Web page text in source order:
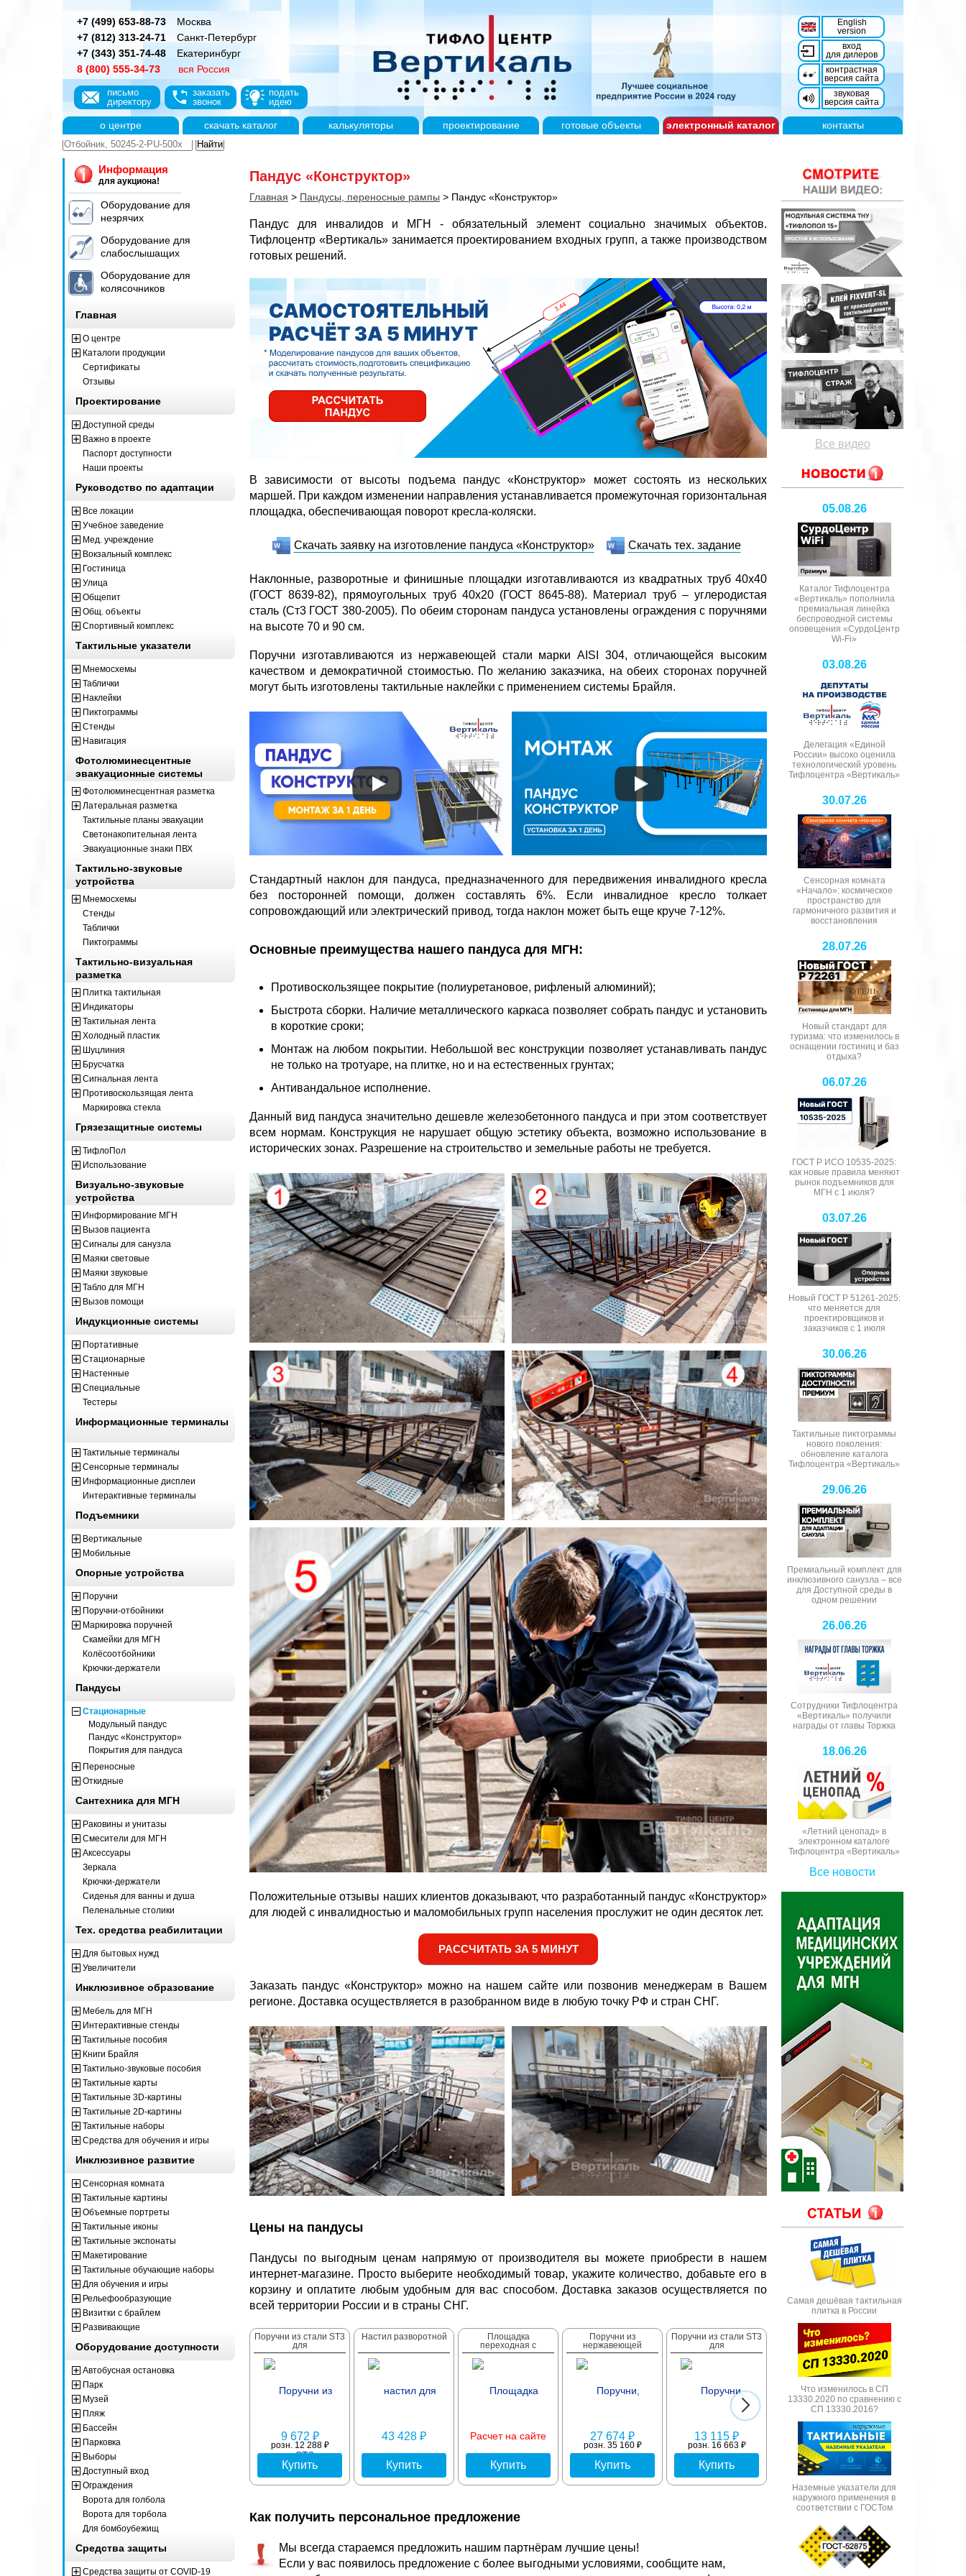
+7 (499) 653-88-73
Москва
+7 (812) 313-24-71
Санкт-Петербург
+7 (343) 351-74-48
Екатеринбург
8 (800) 555-34-73
вся Россия
письмо
директору
заказать
звонок
подать
идею
English
version
вход
для дилеров
контрастная
версия сайта
звуковая
версия сайта
о центре скачать каталог калькуляторы проектирование готовыеобъекты электронный каталог контакты
Пандус «Конструктор»
Главная > Пандусы, переносные рампы > Пандус «Конструктор»
Пандус для инвалидов и МГН - обязательный элемент социально значимых объектов.
Тифлоцентр «Вертикаль» занимается проектированием входных групп, а также производством
готовых решений.
В зависимости от высоты подъема пандус «Конструктор» может состоять из нескольких
маршей. При каждом изменении направления устанавливается промежуточная горизонтальная
площадка, обеспечивающая поворот кресла-коляски.
Cкачать заявку на изготовление пандуса «Конструктор» Скачать тех. задание
Наклонные, разворотные и финишные площадки изготавливаются из квадратных труб 40х40
(ГОСТ 8639-82), прямоугольных труб 40х20 (ГОСТ 8645-88). Материал труб – углеродистая
сталь (Ст3 ГОСТ 380-2005). По обеим сторонам пандуса установлены ограждения с поручнями
на высоте 70 и 90 см.
Поручни изготавливаются из нержавеющей стали марки AISI 304, отличающейся высоким
качеством и демократичной стоимостью. По желанию заказчика, на обеих сторонах поручней
могут быть изготовлены тактильные наклейки с применением системы Брайля.
Стандартный наклон для пандуса, предназначенного для передвижения инвалидного кресла
без посторонней помощи, должен составлять 6%. Если инвалидное кресло толкает
сопровождающий или электрический привод, тогда наклон может быть еще круче 7-12%.
Основные преимущества нашего пандуса для МГН:
Противоскользящее покрытие (полиуретановое, рифленый алюминий);
Быстрота сборки. Наличие металлического каркаса позволяет собрать пандус и установить
в короткие сроки;
Монтаж на любом покрытии. Небольшой вес конструкции позволяет устанавливать пандус
не только на тротуаре, на плитке, но и на естественных грунтах;
Антивандальное исполнение.
Данный вид пандуса значительно дешевле железобетонного пандуса и при этом соответствует
всем нормам. Конструкция не нарушает общую эстетику объекта, возможно использование в
исторических зонах. Разрешение на строительство и земельные работы не требуется.
Положительные отзывы наших клиентов доказывают, что разработанный пандус «Конструктор»
для людей с инвалидностью и маломобильных групп населения прослужит не один десяток лет.
РАССЧИТАТЬ ЗА 5 МИНУТ
Заказать пандус «Конструктор» можно на нашем сайте или позвонив менеджерам в Вашем
регионе. Доставка осуществляется в разобранном виде в любую точку РФ и стран СНГ.
Цены на пандусы
Пандусы по выгодным ценам напрямую от производителя вы можете приобрести в нашем
интернет-магазине. Просто выберите необходимый товар, укажите количество, добавьте его в
корзину и оплатите любым удобным для вас способом. Доставка заказов осуществляется по
всей территории России и в страны СНГ.
Поручни из стали ST3
для
9 672 ₽
розн. 12 288 ₽
Купить
Настил разворотной
43 428 ₽
Купить
Площадка
переходная с
Расчет на сайте
Купить
Поручни из
нержавеющей
27 674 ₽
розн. 35 160 ₽
Купить
Поручни из стали ST3
для
13 115 ₽
розн. 16 663 ₽
Купить
Настил наклонной
24 508 ₽
Купить
Как получить персональное предложение
Мы всегда стараемся предложить нашим партнёрам лучшие цены!
Если у вас появилось предложение с более выгодными условиями, сообщите нам,
Информация
для аукциона!
Оборудование для
незрячих
Оборудование для
слабослышащих
Оборудование для
колясочников
Главная
О центре
Каталоги продукции
Сертификаты
Отзывы
Проектирование
Доступной среды
Важно в проекте
Паспорт доступности
Наши проекты
Руководство по адаптации
Все локации
Учебное заведение
Мед. учреждение
Вокзальный комплекс
Гостиница
Улица
Общепит
Общ. объекты
Спортивный комплекс
Тактильные указатели
Мнемосхемы
Таблички
Наклейки
Пиктограммы
Стенды
Навигация
Фотолюминесцентные
эвакуационные системы
Фотолюминесцентная разметка
Латеральная разметка
Тактильные планы эвакуации
Светонакопительная лента
Эвакуационные знаки ПВХ
Тактильно-звуковые
устройства
Мнемосхемы
Стенды
Таблички
Пиктограммы
Тактильно-визуальная
разметка
Плитка тактильная
Индикаторы
Тактильная лента
Холодный пластик
Шуцлиния
Брусчатка
Сигнальная лента
Противоскользящая лента
Маркировка стекла
Грязезащитные системы
ТифлоПол
Использование
Визуально-звуковые
устройства
Информирование МГН
Вызов пациента
Сигналы для санузла
Маяки световые
Маяки звуковые
Табло для МГН
Вызов помощи
Индукционные системы
Портативные
Стационарные
Настенные
Специальные
Тестеры
Информационные терминалы
Тактильные терминалы
Сенсорные терминалы
Информационные дисплеи
Интерактивные терминалы
Подъемники
Вертикальные
Мобильные
Опорные устройства
Поручни
Поручни-отбойники
Маркировка поручней
Скамейки для МГН
Колёсоотбойники
Крючки-держатели
Пандусы
Стационарные
Модульный пандус
Пандус «Конструктор»
Покрытия для пандуса
Переносные
Откидные
Сантехника для МГН
Раковины и унитазы
Смесители для МГН
Аксессуары
Зеркала
Крючки-держатели
Сиденья для ванны и душа
Пеленальные столики
Тех. средства реабилитации
Для бытовых нужд
Увеличители
Инклюзивное образование
Мебель для МГН
Интерактивные стенды
Тактильные пособия
Книги Брайля
Тактильно-звуковые пособия
Тактильные карты
Тактильные 3D-картины
Тактильные 2D-картины
Тактильные наборы
Средства для обучения и игры
Инклюзивное развитие
Сенсорная комната
Тактильные картины
Объемные портреты
Тактильные иконы
Тактильные экспонаты
Макетирование
Тактильные обучающие наборы
Для обучения и игры
Рельефообразующие
Визитки с брайлем
Развивающие
Оборудование доступности
Автобусная остановка
Парк
Музей
Пляж
Бассейн
Парковка
Выборы
Доступный вход
Ограждения
Ворота для голбола
Ворота для торбола
Для бомбоубежищ
Средства защиты
Средства защиты от COVID-19
Все видео
05.08.26
Каталог Тифлоцентра
«Вертикаль» пополнила
премиальная линейка
беспроводной системы
оповещения «СурдоЦентр
Wi-Fi»
03.08.26
Делегация «Единой
России» высоко оценила
технологический уровень
Тифлоцентра «Вертикаль»
30.07.26
Сенсорная комната
«Начало»: космическое
пространство для
гармоничного развития и
восстановления
28.07.26
Новый стандарт для
туризма: что изменилось в
оснащении гостиниц и баз
отдыха?
06.07.26
ГОСТ Р ИСО 10535-2025:
как новые правила меняют
рынок подъемников для
МГН с 1 июля?
03.07.26
Новый ГОСТ Р 51261-2025:
что меняется для
проектировщиков и
заказчиков с 1 июля
30.06.26
Тактильные пиктограммы
нового поколения:
обновление каталога
Тифлоцентра «Вертикаль»
29.06.26
Премиальный комплект для
инклюзивного санузла – все
для Доступной среды в
одном решении
26.06.26
Сотрудники Тифлоцентра
«Вертикаль» получили
награды от главы Торжка
18.06.26
«Летний ценопад» в
электронном каталоге
Тифлоцентра «Вертикаль»
Все новости
Самая дешёвая тактильная
плитка в России
Что изменилось в СП
13330.2020 по сравнению с
СП 13330.2016?
Наземные указатели для
наружного применения в
соответствии с ГОСТом